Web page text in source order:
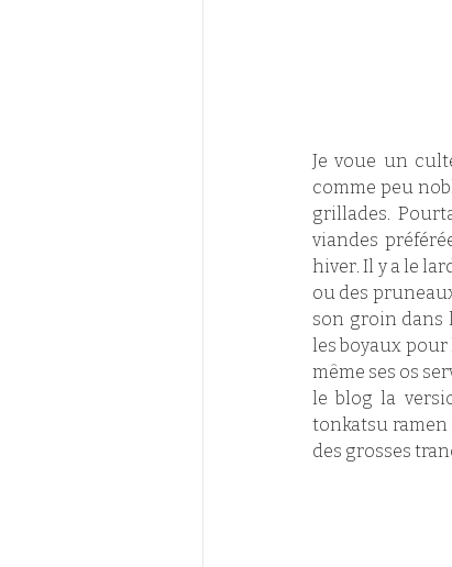
Je voue un
comme peu
grillades.
viandes
hiver. Il y a le
ou des
son groin dans
les boyaux pour
même ses os
le blog la
tonkatsu ramen
des grosses